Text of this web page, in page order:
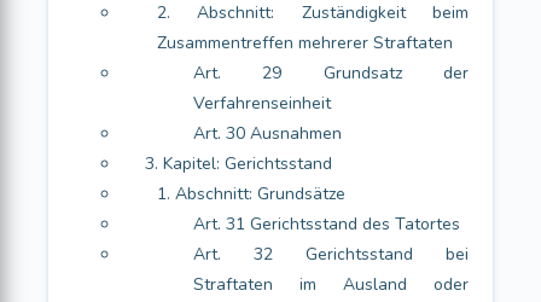
2. Abschnitt: Zuständigkeit beim
Zusammentreffen mehrerer Straftaten
Art. 29 Grundsatz der
Verfahrenseinheit
Art. 30 Ausnahmen
3. Kapitel: Gerichtsstand
1. Abschnitt: Grundsätze
Art. 31 Gerichtsstand des Tatortes
Art. 32 Gerichtsstand bei
Straftaten im Ausland oder